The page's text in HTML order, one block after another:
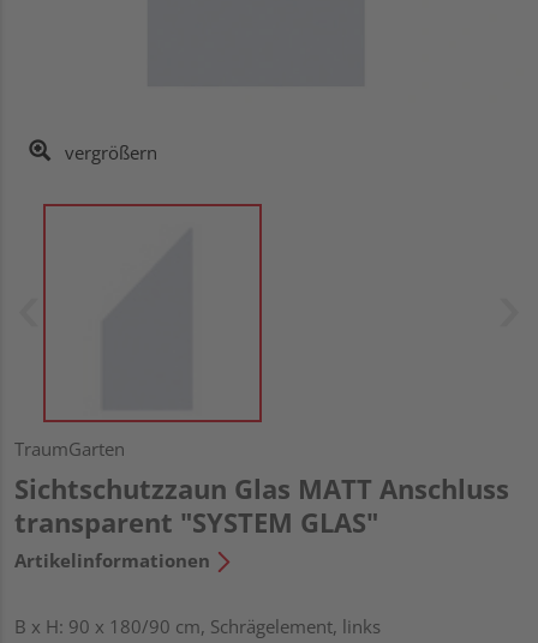
vergrößern
TraumGarten
Sichtschutzzaun Glas MATT Anschluss
transparent "SYSTEM GLAS"
Artikelinformationen
B x H: 90 x 180/90 cm, Schrägelement, links